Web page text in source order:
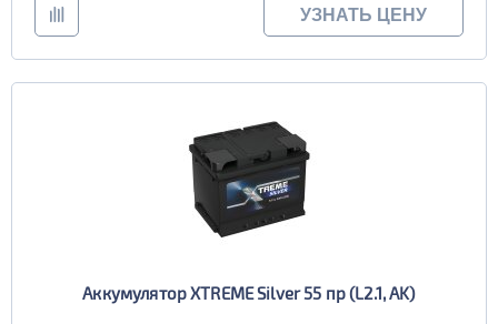
УЗНАТЬ ЦЕНУ
Аккумулятор XTREME Silver 55 пр (L2.1, AK)